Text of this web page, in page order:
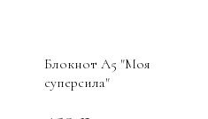
Блокнот А5 "Моя
суперсила"